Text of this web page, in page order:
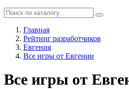
Главная
Рейтинг разработчиков
Евгения
Все игры от Евгении
Все игры от